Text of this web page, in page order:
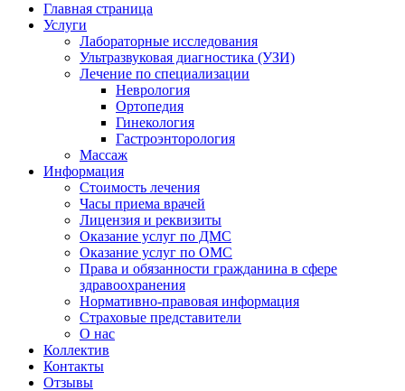
Главная страница
Услуги
Лабораторные исследования
Ультразвуковая диагностика (УЗИ)
Лечение по специализации
Неврология
Ортопедия
Гинекология
Гастроэнторология
Массаж
Информация
Стоимость лечения
Часы приема врачей
Лицензия и реквизиты
Оказание услуг по ДМС
Оказание услуг по ОМС
Права и обязанности гражданина в сфере
здравоохранения
Нормативно-правовая информация
Страховые представители
О нас
Коллектив
Контакты
Отзывы